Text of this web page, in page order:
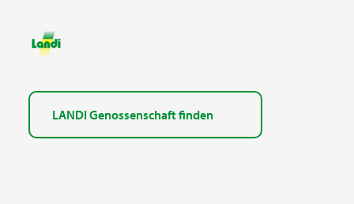
LANDI Genossenschaft finden